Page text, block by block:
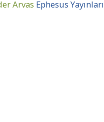
Arvas Ephesus Yayınları